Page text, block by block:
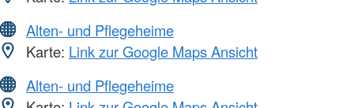
Alten- und Pflegeheime
Karte: Link zur Google Maps Ansicht
Alten- und Pflegeheime